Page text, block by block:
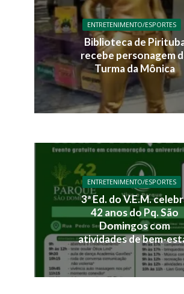
ENTRETENIMENTO/ESPORTES
Biblioteca de
recebe personagem
Turma da Mônica
ENTRETENIMENTO/ESPORTES
3ª Ed. do V.E.M.
42 anos do Pq. São
Domingos com
atividades de bem-